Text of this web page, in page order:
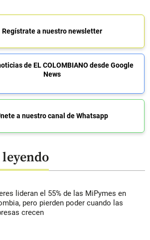
Regístrate a nuestro newsletter
de EL COLOMBIANO desde Google
News
a nuestro canal de Whatsapp
lideran el 55% de las MiPymes en
pero pierden poder cuando las
crecen